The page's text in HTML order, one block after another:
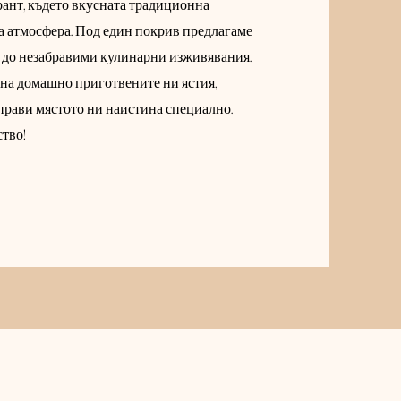
където вкусната традиционна
атмосфера. Под един покрив предлагаме
незабравими кулинарни изживявания.
домашно приготвените ни ястия,
мястото ни наистина специално.